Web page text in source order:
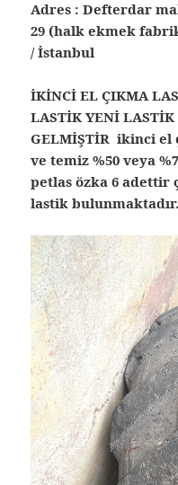
Adres : Defterdar
29 (halk ekmek
/ İstanbul
İKİNCİ EL ÇIKMA
LASTİK YENİ
GELMİŞTİRikinci el
ve temiz %50 veya
petlas özka 6
lastik